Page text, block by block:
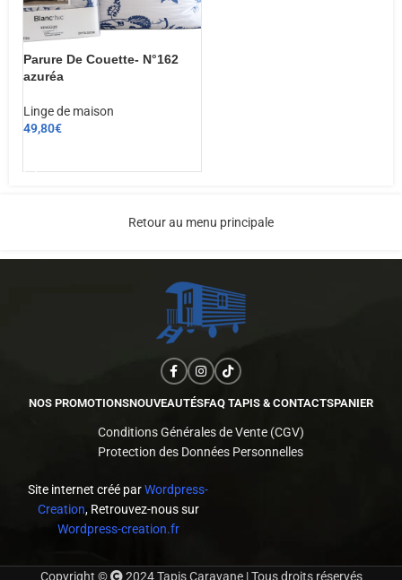
Parure De Couette- N°162
azuréa
Linge de maison
49,80€
Retour au menu principale
NOS PROMOTIONSNOUVEAUTÉSFAQ TAPIS & CONTACTSPANIER
Conditions Générales de Vente (CGV)
Protection des Données Personnelles
Site internet créé parWordpress-
Creation, Retrouvez-nous sur
Wordpress-creation.fr
Copyright © 2024 Tapis Caravane | Tous droits réservés